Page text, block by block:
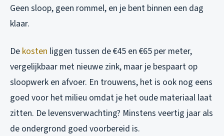
Geen sloop, geen rommel, en je bent binnen een dag
klaar.
De kosten liggen tussen de €45 en €65 per meter,
vergelijkbaar met nieuwe zink, maar je bespaart op
sloopwerk en afvoer. En trouwens, het is ook nog eens
goed voor het milieu omdat je het oude materiaal laat
zitten. De levensverwachting? Minstens veertig jaar als
de ondergrond goed voorbereid is.